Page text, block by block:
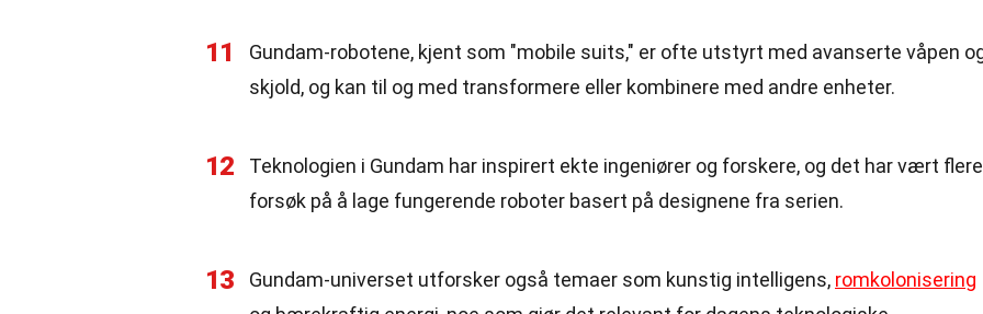
11
Gundam-robotene, kjent som "mobile suits," er ofte utstyrt med avanserte våpen
skjold, og kan til og med transformere eller kombinere med andre enheter.
12
Teknologien i Gundam har inspirert ekte ingeniører og forskere, og det har vært flere
forsøk på å lage fungerende roboter basert på designene fra serien.
13 Gundam-universet utforsker også temaer som kunstig intelligens, romkolonisering